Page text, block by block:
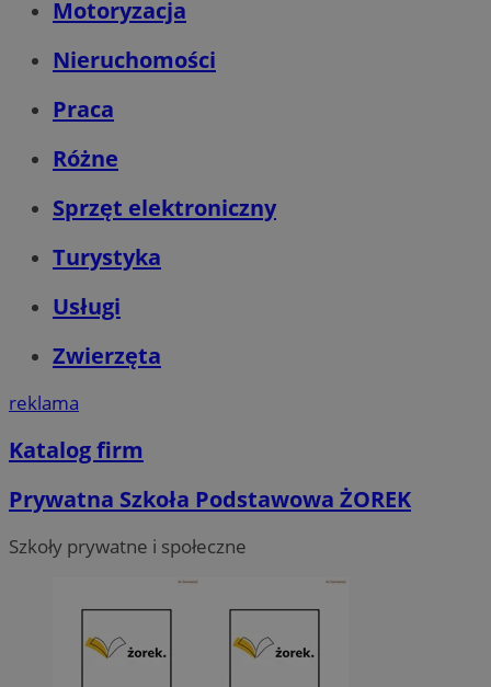
Motoryzacja
Nieruchomości
Praca
Różne
Sprzęt elektroniczny
Turystyka
Usługi
Zwierzęta
reklama
Katalog firm
Prywatna Szkoła Podstawowa ŻOREK
Szkoły prywatne i społeczne